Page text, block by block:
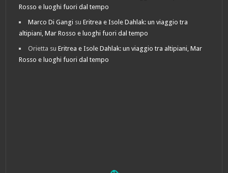
Rosso e luoghi fuori dal tempo
Marco Di Gangi suEritrea e Isole Dahlak: un viaggio tra
altipiani, Mar Rosso e luoghi fuori dal tempo
Orietta suEritrea e Isole Dahlak: un viaggio tra altipiani, Mar
Rosso e luoghi fuori dal tempo